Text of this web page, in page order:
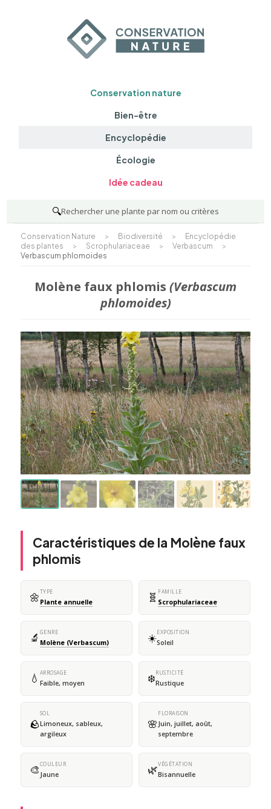
Conservation nature
Bien-être
Encyclopédie
Écologie
Idée cadeau
🔍Rechercher une plante par nom ou critères
Conservation Nature > Biodiversité >
Encyclopédie
des plantes
> Scrophulariaceae > Verbascum
>
Verbascum phlomoides
Molène faux phlomis (Verbascum
phlomoides)
Caractéristiques de la Molène faux
phlomis
🌼TYPE
Plante annuelle 🧬 FAMILLE
Scrophulariaceae
🔬 GENRE
Molène (Verbascum) ☀️EXPOSITION
Soleil
💧 ARROSAGE
Faible, moyen ❄️RUSTICITÉ
Rustique
🪨
SOL
Limoneux, sableux,
argileux
🌸
FLORAISON
Juin, juillet, août,
septembre
🎨COULEUR
Jaune 🌿VÉGÉTATION
Bisannuelle